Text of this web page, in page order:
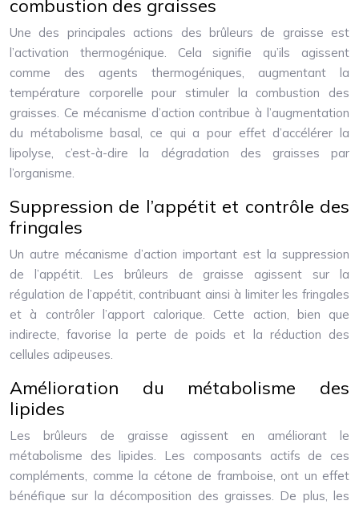
combustion des graisses
Une des principales actions des brûleurs de graisse est
l’activation thermogénique. Cela signifie qu’ils agissent
comme des agents thermogéniques, augmentant la
température corporelle pour stimuler la combustion des
graisses. Ce mécanisme d’action contribue à l’augmentation
du métabolisme basal, ce qui a pour effet d’accélérer la
lipolyse, c’est-à-dire la dégradation des graisses par
l’organisme.
Suppression de l’appétit et contrôle des
fringales
Un autre mécanisme d’action important est la suppression
de l’appétit. Les brûleurs de graisse agissent sur la
régulation de l’appétit, contribuant ainsi à limiter les fringales
et à contrôler l’apport calorique. Cette action, bien que
indirecte, favorise la perte de poids et la réduction des
cellules adipeuses.
Amélioration du métabolisme des
lipides
Les brûleurs de graisse agissent en améliorant le
métabolisme des lipides. Les composants actifs de ces
compléments, comme la cétone de framboise, ont un effet
bénéfique sur la décomposition des graisses. De plus, les